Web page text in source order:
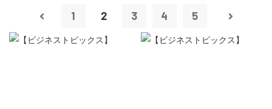
1 2 3 4 5